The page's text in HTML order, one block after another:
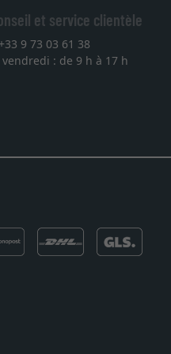
et service clientèle
9 73 03 61 38
: de 9 h à 17 h